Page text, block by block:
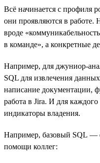
Всё начинается с профиля
они проявляются в работе.
вроде
в команде», а конкретные
Например, для джуниор-
SQL для извлечения
написание документации,
работа в Jira. И для
индикаторы владения.
Например, базовый SQL —
помощи коллег: